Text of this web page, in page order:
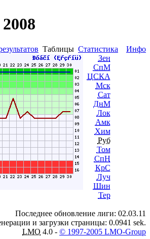
Таблицы Статистика
Инфо
Зен
СпМ
ЦСКА
Мск
Сат
ДнМ
Лок
Амк
Хим
Руб
Том
СпН
КрС
Луч
Шин
Тер
Последнее обновление лиги: 02.03.11
и загрузки страницы: 0.0941 sek.
LMO 4.0 - © 1997-2005 LMO-Group